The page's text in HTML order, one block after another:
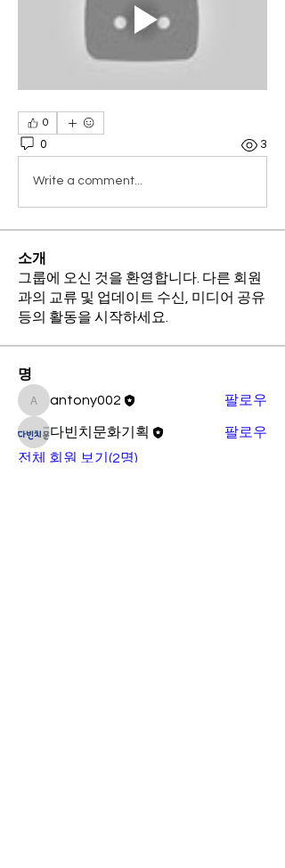
0
0 3
Write a comment...
소개
그룹에 오신 것을 환영합니다. 다른 회원
과의 교류 및 업데이트 수신, 미디어 공유
등의 활동을 시작하세요.
명
antony002
antony002 팔로우
다빈치문화기획
팔로우
전체 회원 보기(2명)